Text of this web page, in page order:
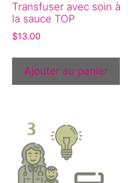
Transfuser avec soin à
la sauce TOP
$13.00
Ajouter au panier